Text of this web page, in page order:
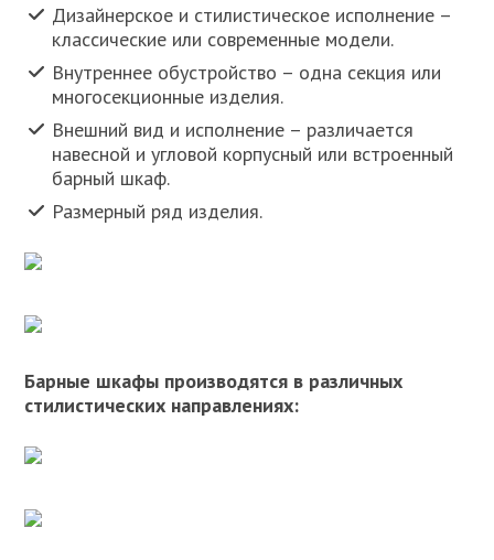
Дизайнерское и стилистическое исполнение –
классические или современные модели.
Внутреннее обустройство – одна секция или
многосекционные изделия.
Внешний вид и исполнение – различается
навесной и угловой корпусный или встроенный
барный шкаф.
Размерный ряд изделия.
Барные шкафы производятся в различных
стилистических направлениях: